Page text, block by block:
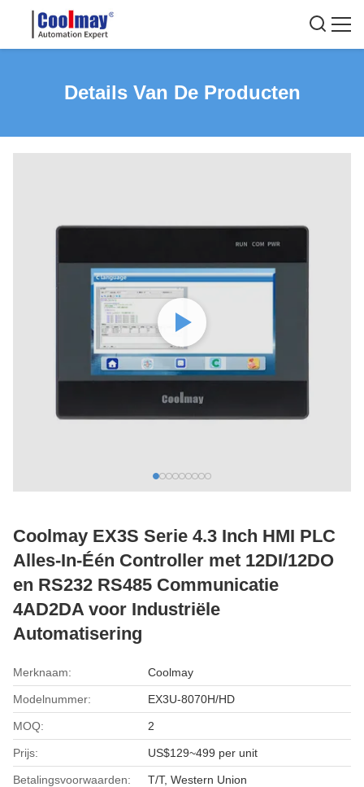
Details Van De Producten
Coolmay EX3S Serie 4.3 Inch HMI PLC
Alles-In-Één Controller met 12DI/12DO
en RS232 RS485 Communicatie
4AD2DA voor Industriële
Automatisering
Merknaam: Coolmay
Modelnummer: EX3U-8070H/HD
MOQ: 2
Prijs: US$129~499 per unit
Betalingsvoorwaarden: T/T, Western Union